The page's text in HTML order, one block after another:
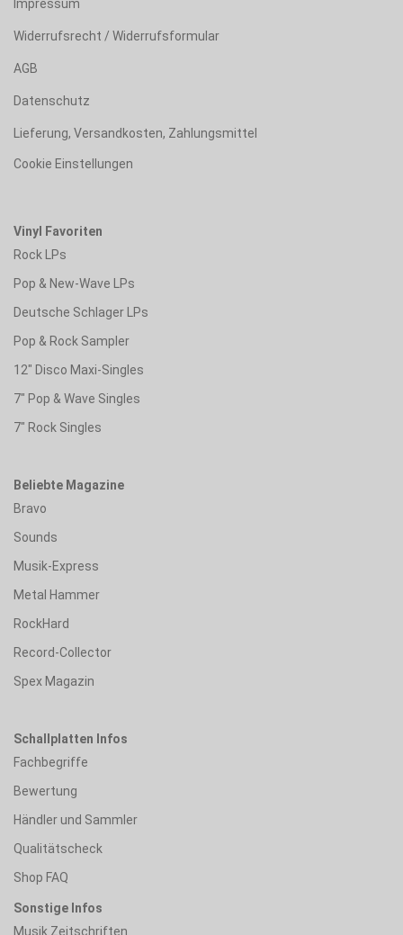
Impressum
Widerrufsrecht / Widerrufsformular
AGB
Datenschutz
Lieferung, Versandkosten, Zahlungsmittel
Cookie Einstellungen
Vinyl Favoriten
Rock LPs
Pop & New-Wave LPs
Deutsche Schlager LPs
Pop & Rock Sampler
12" Disco Maxi-Singles
7" Pop & Wave Singles
7" Rock Singles
Beliebte Magazine
Bravo
Sounds
Musik-Express
Metal Hammer
RockHard
Record-Collector
Spex Magazin
Schallplatten Infos
Fachbegriffe
Bewertung
Händler und Sammler
Qualitätscheck
Shop FAQ
Sonstige Infos
Musik Zeitschriften